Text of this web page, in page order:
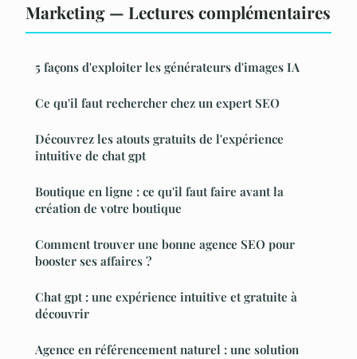
Marketing — Lectures complémentaires
5 façons d'exploiter les générateurs d'images IA
Ce qu'il faut rechercher chez un expert SEO
Découvrez les atouts gratuits de l'expérience
intuitive de chat gpt
Boutique en ligne : ce qu'il faut faire avant la
création de votre boutique
Comment trouver une bonne agence SEO pour
booster ses affaires ?
Chat gpt : une expérience intuitive et gratuite à
découvrir
Agence en référencement naturel : une solution